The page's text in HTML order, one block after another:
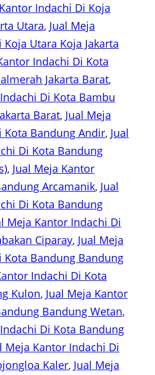
Indachi Di Koja
Utara, Jual Meja
Utara Koja Jakarta
Indachi Di Kota
Jakarta Barat
Di Kota Bambu
Barat, Jual Meja
Kota Bandung Andir, Jual
Di Kota Bandung
, Jual Meja Kantor
Arcamanik, Jual
Di Kota Bandung
Meja Kantor Indachi Di
Ciparay, Jual Meja
Kota Bandung Bandung
Indachi Di Kota
Kulon, Jual Meja Kantor
Bandung Wetan
Di Kota Bandung
Meja Kantor Indachi Di
Kaler, Jual Meja